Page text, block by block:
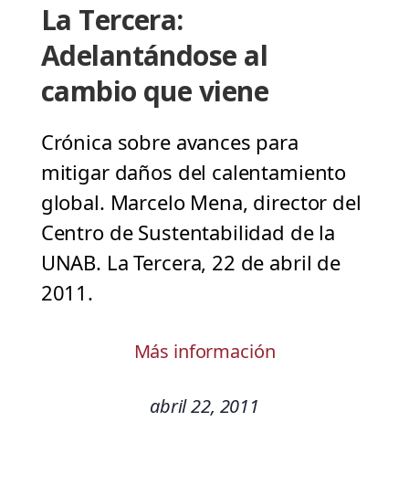
La Tercera:
Adelantándose al
cambio que viene
Crónica sobre avances para
mitigar daños del calentamiento
global. Marcelo Mena, director del
Centro de Sustentabilidad de la
UNAB. La Tercera, 22 de abril de
2011.
Más información
abril 22, 2011